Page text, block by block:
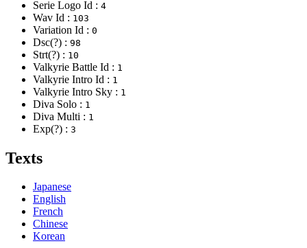
Serie Logo Id : 4
Wav Id : 103
Variation Id : 0
Dsc(?) : 98
Strt(?) : 10
Valkyrie Battle Id : 1
Valkyrie Intro Id : 1
Valkyrie Intro Sky : 1
Diva Solo : 1
Diva Multi : 1
Exp(?) : 3
Texts
Japanese
English
French
Chinese
Korean